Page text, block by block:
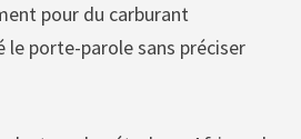
pour du carburant
le porte-parole sans préciser